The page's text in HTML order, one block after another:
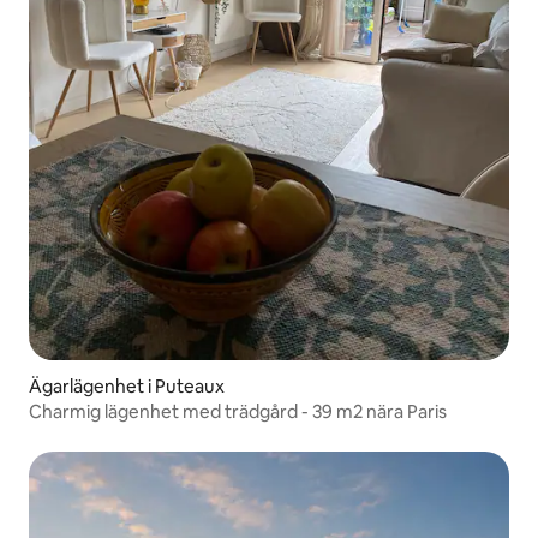
Ägarlägenhet i Puteaux
Charmig lägenhet med trädgård - 39 m2 nära Paris